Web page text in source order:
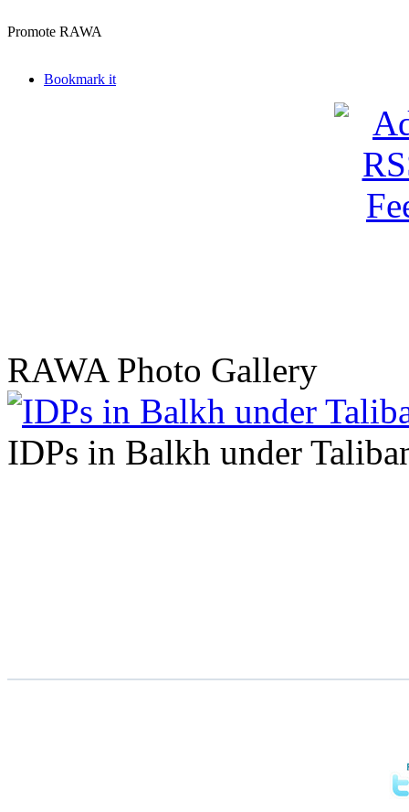
Promote RAWA
Bookmark it
RAWA Photo Gallery
IDPs in Balkh under